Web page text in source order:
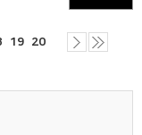
19 20